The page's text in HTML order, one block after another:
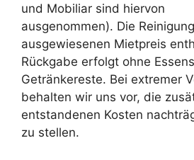
und Mobiliar sind hiervon
ausgenommen). Die
ausgewiesenen Mietpreis
Rückgabe erfolgt ohne
Getränkereste. Bei extremer
behalten wir uns vor, die
entstandenen Kosten
zu stellen.